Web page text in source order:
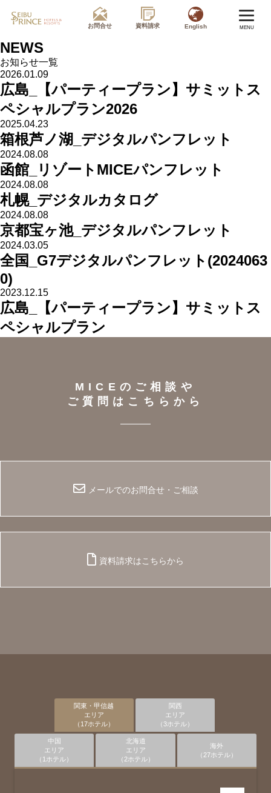
お問合せ 資料請求 English MENU
NEWS
お知らせ一覧
2026.01.09
広島_【パーティープラン】サミットス
ペシャルプラン2026
2025.04.23
箱根芦ノ湖_デジタルパンフレット
2024.08.08
函館_リゾートMICEパンフレット
2024.08.08
札幌_デジタルカタログ
2024.08.08
京都宝ヶ池_デジタルパンフレット
2024.03.05
全国_G7デジタルパンフレット(2024063
0)
2023.12.15
広島_【パーティープラン】サミットス
ペシャルプラン
MICEのご相談や
ご質問はこちらから
メールでのお問合せ・ご相談
資料請求はこちらから
関東・甲信越
エリア
（17ホテル）
関西
エリア
（3ホテル）
中国
エリア
（1ホテル）
北海道
エリア
（2ホテル）
海外
（27ホテル）